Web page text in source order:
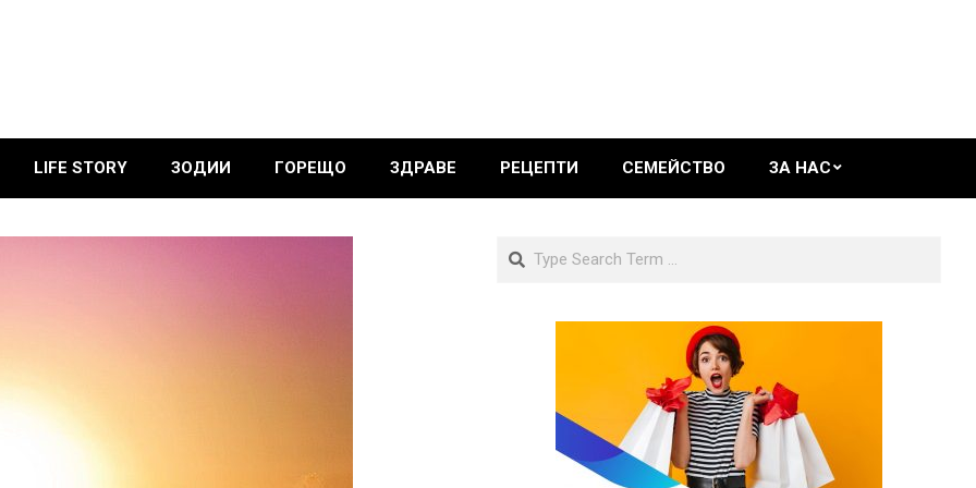
LIFE STORY ЗОДИИ ГОРЕЩО ЗДРАВЕ РЕЦЕПТИ СЕМЕЙСТВО ЗА НАС
Search